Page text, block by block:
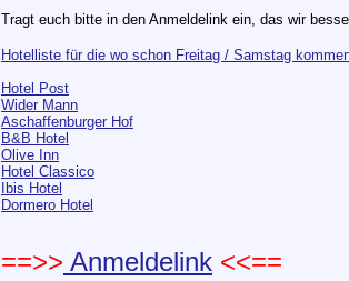
Tragt euch bitte in den Anmeldelink ein, das wir
Hotelliste für die wo schon Freitag / Samstag
Hotel Post
Wider Mann
Aschaffenburger Hof
B&B Hotel
Olive Inn
Hotel Classico
Ibis Hotel
Dormero Hotel
==>> Anmeldelink <<==